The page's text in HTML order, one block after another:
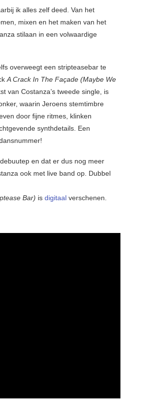
ik alles zelf deed. Van het
mixen en het maken van het
stilaan in een volwaardige
overweegt een stripteasebar te
A Crack In The Façade (Maybe We
van Costanza’s tweede single, is
waarin Jeroens stemtimbre
door fijne ritmes, klinken
synthdetails. Een
en dat er dus nog meer
ook met live band op. Dubbel
Bar) is digitaal verschenen.